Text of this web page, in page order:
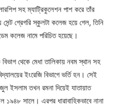
সহ ম্যাট্রিকুলেশন পাশ করে তাঁর
গ্রেগরি স্কুলটা কলেজ হয়ে গেল, তিনি
কলেজ নামে পরিচিত হয়েছে।
থেকে মেধা তালিকায় নবম স্থান সহ
ইংরেজি বিভাগে ভর্তি হন। সেই
ইসলাম তখন রমনা দিয়েই যাতায়াত
সালে। এরপর ধারাবাহিকভাবে নানা